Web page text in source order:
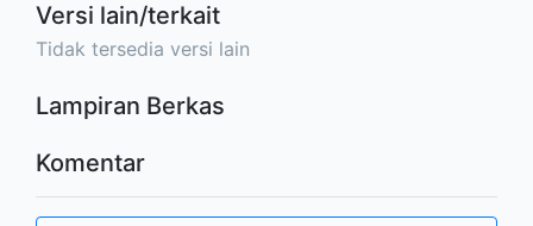
Versi lain/terkait
Tidak tersedia versi lain
Lampiran Berkas
Komentar